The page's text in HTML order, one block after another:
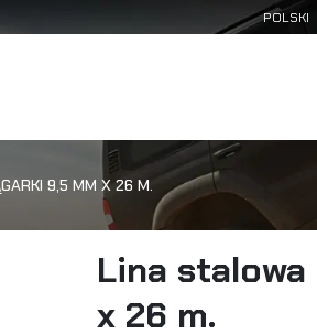
9,5 MM X 26 M.
Lina
x 26 m.